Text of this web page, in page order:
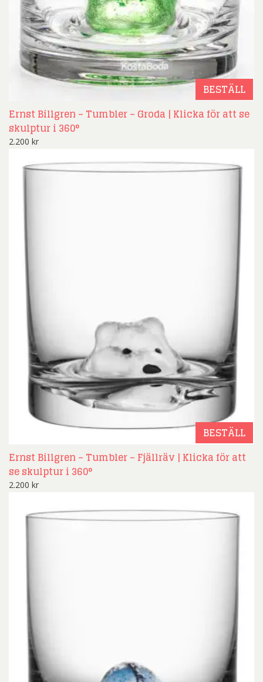
BESTÄLL
Ernst Billgren – Tumbler – Groda | Klicka för att se
skulptur i 360°
2.200 kr
BESTÄLL
Ernst Billgren – Tumbler – Fjällräv | Klicka för att
se skulptur i 360°
2.200 kr